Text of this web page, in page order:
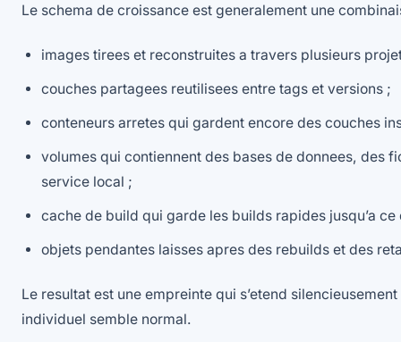
Le schema de croissance est generalement une
images tirees et reconstruites a travers plusieurs
couches partagees reutilisees entre tags et versions ;
conteneurs arretes qui gardent encore des couches
volumes qui contiennent des bases de donnees, des
service local ;
cache de build qui garde les builds rapides jusqu’a ce
objets pendantes laisses apres des rebuilds et des
Le resultat est une empreinte qui s’etend
individuel semble normal.